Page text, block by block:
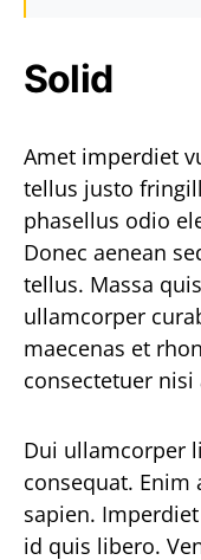
Solid
Amet imperdiet
tellus justo
phasellus odio
Donec aenean
tellus. Massa
ullamcorper
maecenas et
consectetuer nisi
Dui ullamcorper
consequat. Enim
sapien.
id quis libero.